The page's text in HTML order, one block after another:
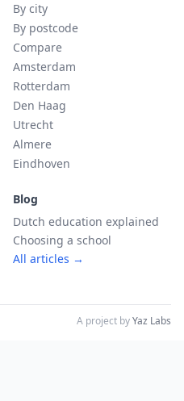
By city
By postcode
Compare
Amsterdam
Rotterdam
Den Haag
Utrecht
Almere
Eindhoven
Blog
Dutch education explained
Choosing a school
All articles →
A project byYaz Labs